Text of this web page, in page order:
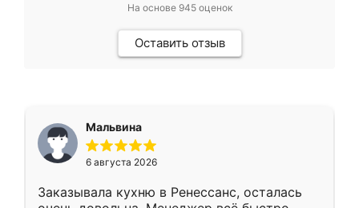
На основе 945оценок
Оставить отзыв
Мальвина
6 августа 2026
Заказывала кухню в Ренессанс, осталась